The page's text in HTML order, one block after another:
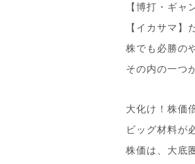
【博打・ギャ
【イカサマ】
株でも必勝の
その内の一つ
大化け！株価
ビッグ材料が
株価は、大底